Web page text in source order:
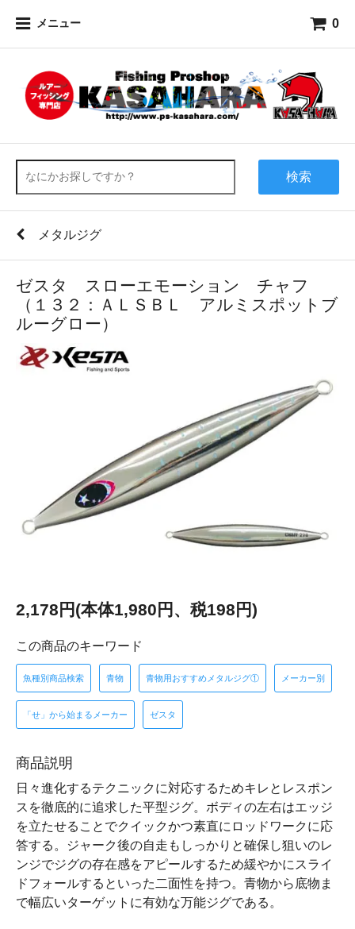
メニュー 0
検索
メタルジグ
ゼスタ スローエモーション チャフ
（１３２：ＡＬＳＢＬ アルミスポットブ
ルーグロー）
2,178円(本体1,980円、税198円)
この商品のキーワード
魚種別商品検索 青物 青物用おすすめメタルジグ① メーカー別
「せ」から始まるメーカー ゼスタ
商品説明
日々進化するテクニックに対応するためキレとレスポン
スを徹底的に追求した平型ジグ。ボディの左右はエッジ
を立たせることでクイックかつ素直にロッドワークに応
答する。ジャーク後の自走もしっかりと確保し狙いのレ
ンジでジグの存在感をアピールするため緩やかにスライ
ドフォールするといった二面性を持つ。青物から底物ま
で幅広いターゲットに有効な万能ジグである。